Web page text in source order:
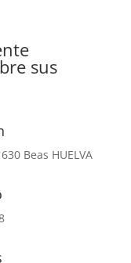
sus
Beas HUELVA